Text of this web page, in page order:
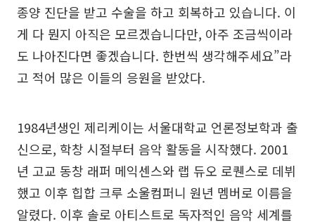
종양 진단을 받고 수술을 하고 회복하고 있습니다. 이
게 다 뭔지 아직은 모르겠습니다만, 아주 조금씩이라
도 나아진다면 좋겠습니다. 한번씩 생각해주세요”라
고 적어 많은 이들의 응원을 받았다.
1984년생인 제리케이는 서울대학교 언론정보학과 출
신으로, 학창 시절부터 음악 활동을 시작했다. 2001
년 고교 동창 래퍼 메익센스와 랩 듀오 로퀜스로 데뷔
했고 이후 힙합 크루 소울컴퍼니 원년 멤버로 이름을
알렸다. 이후 솔로 아티스트로 독자적인 음악 세계를